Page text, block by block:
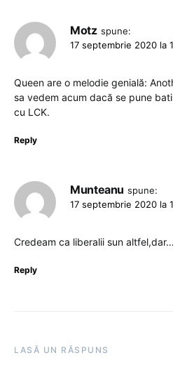
Motz spune:
17 septembrie 2020 la
Queen are o melodie genială:
sa vedem acum dacă se pune
cu LCK.
Reply
Munteanu spune:
17 septembrie 2020 la
Credeam ca liberalii sun
Reply
LASĂ UN RĂSPUNS